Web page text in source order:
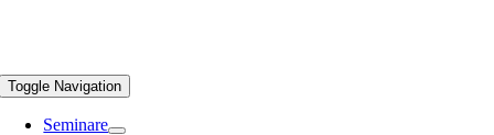
Toggle Navigation
Seminare